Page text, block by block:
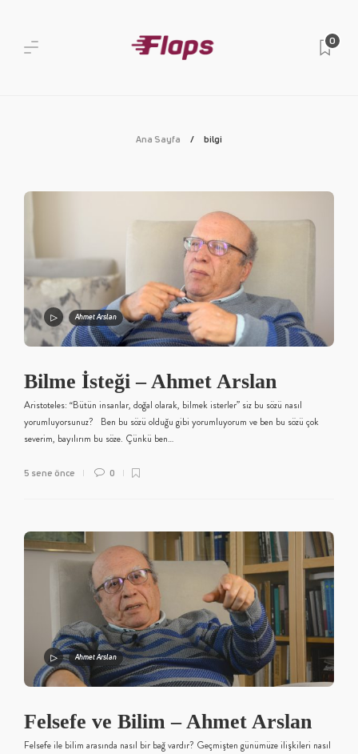
0
Ana Sayfa bilgi
Ahmet Arslan
Bilme İsteği – Ahmet Arslan
Aristoteles: “Bütün insanlar, doğal olarak, bilmek isterler” siz bu sözü nasıl
yorumluyorsunuz? Ben bu sözü olduğu gibi yorumluyorum ve ben bu sözü çok
severim, bayılırım bu söze. Çünkü ben…
5 sene önce 0
Ahmet Arslan
Felsefe ve Bilim – Ahmet Arslan
Felsefe ile bilim arasında nasıl bir bağ vardır? Geçmişten günümüze ilişkileri nasıl